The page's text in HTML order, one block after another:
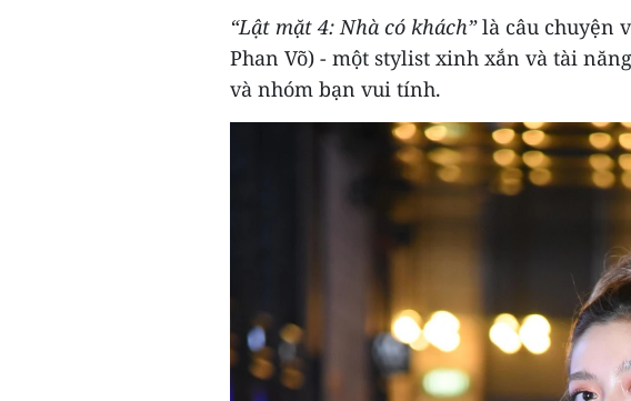
“Lật mặt 4: Nhà có khách”là câu chuyện
Phan Võ) - một stylist xinh xắn và tài
và nhóm bạn vui tính.